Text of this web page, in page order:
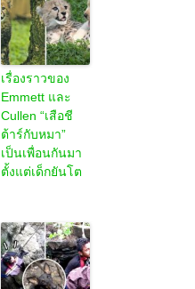
เรื่องราวของ
Emmett และ
Cullen “เสือชี
ต้าร์กับหมา”
เป็นเพื่อนกันมา
ตั้งแต่เด็กยันโต